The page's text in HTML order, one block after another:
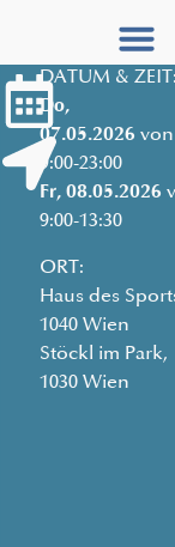
DATUM &
Do,
07.05.2026 von
9:00-23:00
Fr, 08.05.2026
9:00-13:30
ORT:
Haus des
1040 Wien
Stöckl im Park,
1030 Wien